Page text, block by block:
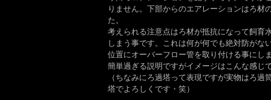
りません。下部からのエアレーションはろ材
た。
考えられる注意点はろ材が抵抗になって飼育
しまう事です。これは何が何でも絶対防がな
位置にオーバーフロー管を取り付ける事にし
簡単過ぎる説明ですがイメージはこんな感じ
（ちなみにろ過塔って表現ですが実物はろ
塔でよろしくです・笑）